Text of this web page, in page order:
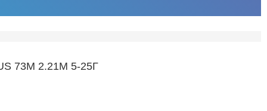
73M 2.21М 5-25Г